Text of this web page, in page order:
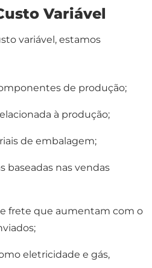
Variável
variável, estamos
de produção;
à produção;
de embalagem;
baseadas nas vendas
frete que aumentam com o
eletricidade e gás,